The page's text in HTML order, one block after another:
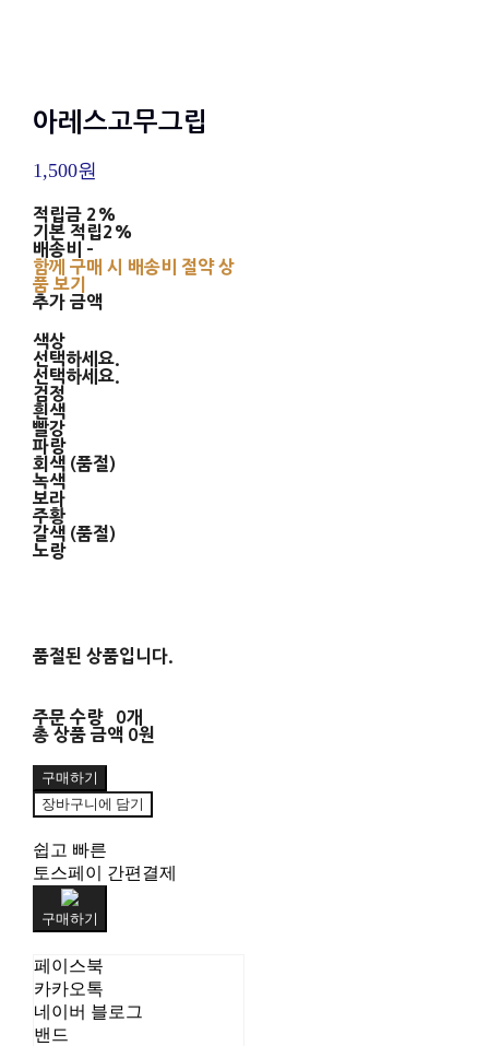
아레스고무그립
1,500원
적립금 2%
기본 적립2%
배송비 -
함께 구매 시 배송비 절약 상
품 보기
추가 금액
색상
선택하세요.
선택하세요.
검정
흰색
빨강
파랑
회색 (품절)
녹색
보라
주황
갈색 (품절)
노랑
품절된 상품입니다.
주문 수량
0개
총 상품 금액 0원
구매하기
장바구니에 담기
쉽고 빠른
토스페이 간편결제
구매하기
페이스북
카카오톡
네이버 블로그
밴드